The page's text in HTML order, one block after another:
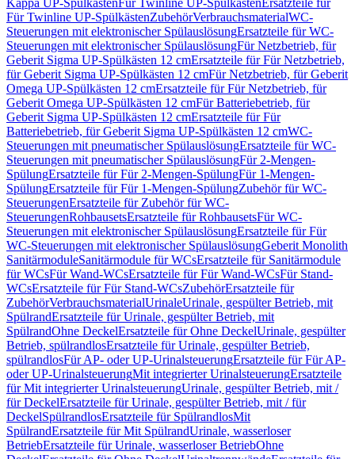
Kappa UP-SpülkästenFür Twinline UP-SpülkästenErsatzteile für
Für Twinline UP-SpülkästenZubehörVerbrauchsmaterialWC-
Steuerungen mit elektronischer SpülauslösungErsatzteile für WC-
Steuerungen mit elektronischer SpülauslösungFür Netzbetrieb, für
Geberit Sigma UP-Spülkästen 12 cmErsatzteile für Für Netzbetrieb,
für Geberit Sigma UP-Spülkästen 12 cmFür Netzbetrieb, für Geberit
Omega UP-Spülkästen 12 cmErsatzteile für Für Netzbetrieb, für
Geberit Omega UP-Spülkästen 12 cmFür Batteriebetrieb, für
Geberit Sigma UP-Spülkästen 12 cmErsatzteile für Für
Batteriebetrieb, für Geberit Sigma UP-Spülkästen 12 cmWC-
Steuerungen mit pneumatischer SpülauslösungErsatzteile für WC-
Steuerungen mit pneumatischer SpülauslösungFür 2-Mengen-
SpülungErsatzteile für Für 2-Mengen-SpülungFür 1-Mengen-
SpülungErsatzteile für Für 1-Mengen-SpülungZubehör für WC-
SteuerungenErsatzteile für Zubehör für WC-
SteuerungenRohbausetsErsatzteile für RohbausetsFür WC-
Steuerungen mit elektronischer SpülauslösungErsatzteile für Für
WC-Steuerungen mit elektronischer SpülauslösungGeberit Monolith
SanitärmoduleSanitärmodule für WCsErsatzteile für Sanitärmodule
für WCsFür Wand-WCsErsatzteile für Für Wand-WCsFür Stand-
WCsErsatzteile für Für Stand-WCsZubehörErsatzteile für
ZubehörVerbrauchsmaterialUrinaleUrinale, gespülter Betrieb, mit
SpülrandErsatzteile für Urinale, gespülter Betrieb, mit
SpülrandOhne DeckelErsatzteile für Ohne DeckelUrinale, gespülter
Betrieb, spülrandlosErsatzteile für Urinale, gespülter Betrieb,
spülrandlosFür AP- oder UP-UrinalsteuerungErsatzteile für Für AP-
oder UP-UrinalsteuerungMit integrierter UrinalsteuerungErsatzteile
für Mit integrierter UrinalsteuerungUrinale, gespülter Betrieb, mit /
für DeckelErsatzteile für Urinale, gespülter Betrieb, mit / für
DeckelSpülrandlosErsatzteile für SpülrandlosMit
SpülrandErsatzteile für Mit SpülrandUrinale, wasserloser
BetriebErsatzteile für Urinale, wasserloser BetriebOhne